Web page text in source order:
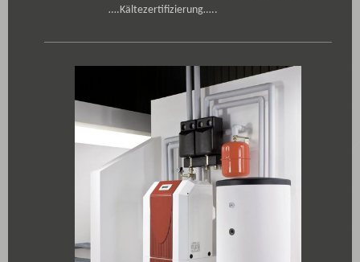
….Kältezertifizierung…..